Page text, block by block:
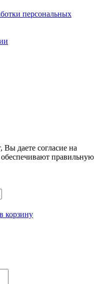
персональных
Вы даете согласие на
правильную
корзину